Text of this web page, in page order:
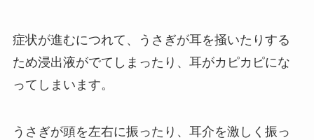
症状が進むにつれて、うさぎが耳を掻いたりする
ため浸出液がでてしまったり、耳がカピカピにな
ってしまいます。
うさぎが頭を左右に振ったり、耳介を激しく振っ